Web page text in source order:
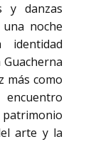
y danzas
noche
más como
arte y la